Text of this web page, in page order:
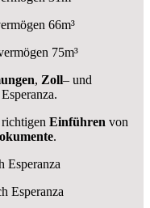
66m³
75m³
, Zoll– und
Einführen von
.
Esperanza
Esperanza